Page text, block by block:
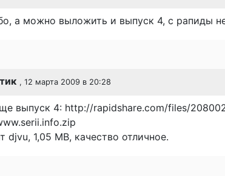
а можно выложить и выпуск 4, с рапиды
, 12 марта 2009 в 20:28
выпуск 4: http://rapidshare.com/files/
djvu, 1,05 МВ, качество отличное.